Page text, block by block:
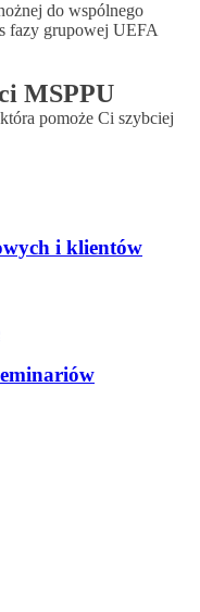
do wspólnego
fazy grupowej UEFA
MSPPU
pomoże Ci szybciej
i klientów